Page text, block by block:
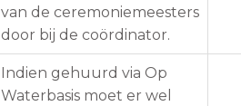
van de ceremoniemeesters
door bij de coördinator.
Indien gehuurd via Op
Waterbasis moet er wel